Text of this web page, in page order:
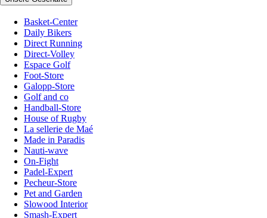
Basket-Center
Daily Bikers
Direct Running
Direct-Volley
Espace Golf
Foot-Store
Galopp-Store
Golf and co
Handball-Store
House of Rugby
La sellerie de Maé
Made in Paradis
Nauti-wave
On-Fight
Padel-Expert
Pecheur-Store
Pet and Garden
Slowood Interior
Smash-Expert